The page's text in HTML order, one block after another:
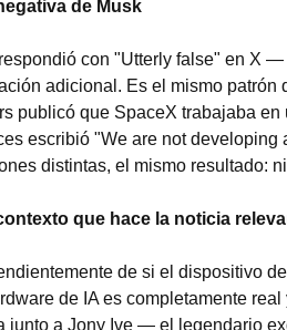
de Musk
con "Utterly false" en X
adicional. Es el mismo patrón
publicó que SpaceX trabajaba
escribió "We are not developing
distintas, el mismo resultado:
que hace la noticia
de si el dispositivo
de IA es completamente real
junto a Jony Ive — el legendario